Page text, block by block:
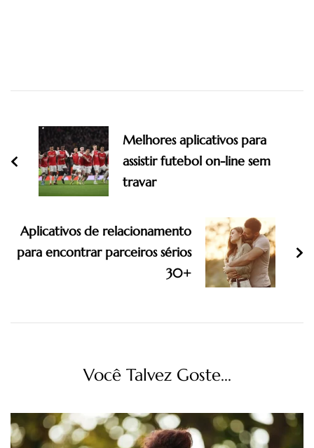
Navigation
Melhores aplicativos para
assistir futebol on-line sem
travar
Aplicativos de relacionamento
para encontrar parceiros sérios
30+
Você Talvez Goste...